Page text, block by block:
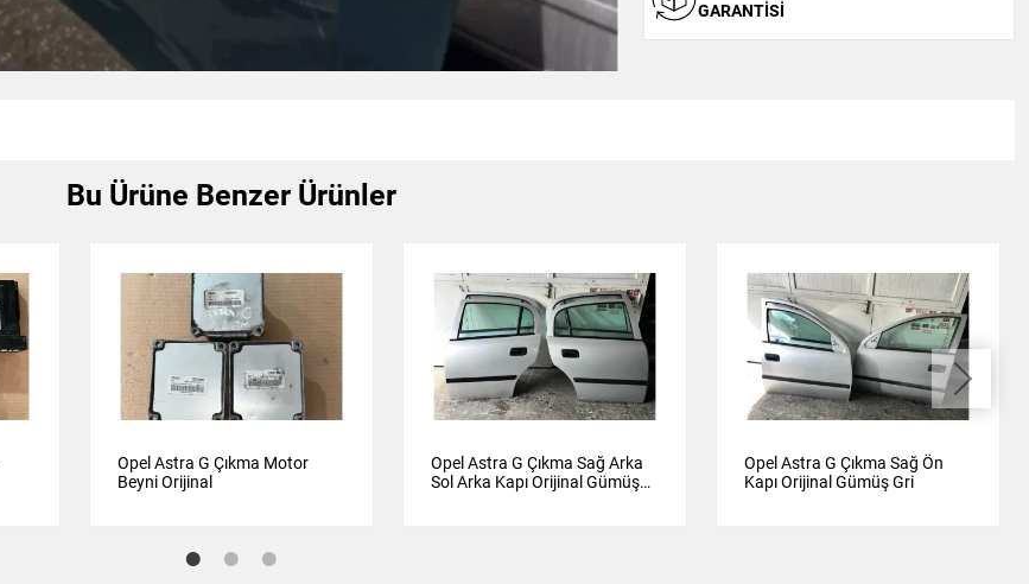
GARANTISI
Bu Ürüne Benzer Ürünler
Opel Astra G Çıkma Motor
Beyni Orijinal
Opel Astra G Çıkma Sağ Arka
Sol Arka Kapı Orijinal Gümüş
Opel Astra G Çıkma Sağ Ön
Kapı Orijinal Gümüş Gri